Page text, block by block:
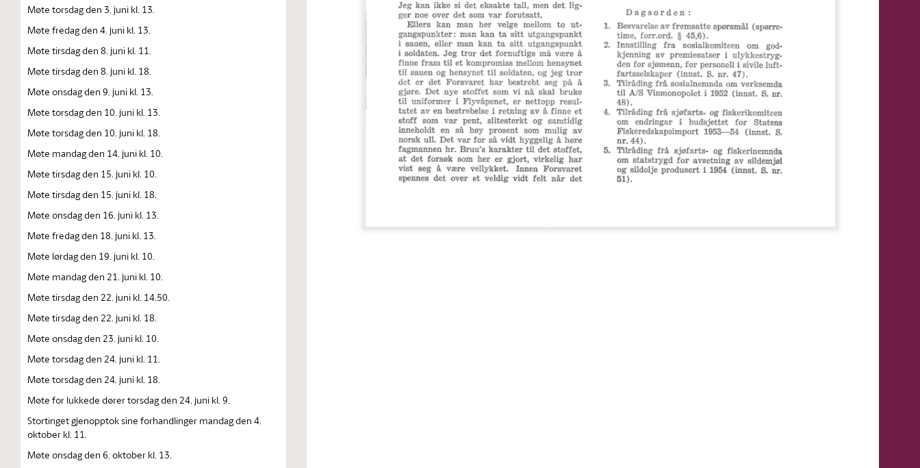
Møte torsdag den 3. juni kl. 13.
Møte fredag den 4. juni kl. 13.
Møte tirsdag den 8. juni kl. 11.
Møte tirsdag den 8. juni kl. 18.
Møte onsdag den 9. juni kl. 13.
Møte torsdag den 10. juni kl. 13.
Møte torsdag den 10. juni kl. 18.
Møte mandag den 14. juni kl. 10.
Møte tirsdag den 15. juni kl. 10.
Møte tirsdag den 15. juni kl. 18.
Møte onsdag den 16. juni kl. 13.
Møte fredag den 18. juni kl. 13.
Møte lørdag den 19. juni kl. 10.
Møte mandag den 21. juni kl. 10.
Møte tirsdag den 22. juni kl. 14.50.
Møte tirsdag den 22. juni kl. 18.
Møte onsdag den 23. juni kl. 10.
Møte torsdag den 24. juni kl. 11.
Møte torsdag den 24. juni kl. 18.
Møte for lukkede dører torsdag den 24. juni kl. 9.
Stortinget gjenopptok sine forhandlinger mandag den 4.
oktober kl. 11.
Møte onsdag den 6. oktober kl. 13.